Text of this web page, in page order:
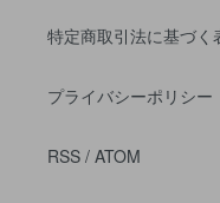
特定商取引法に基づく
プライバシーポリシー
RSS / ATOM